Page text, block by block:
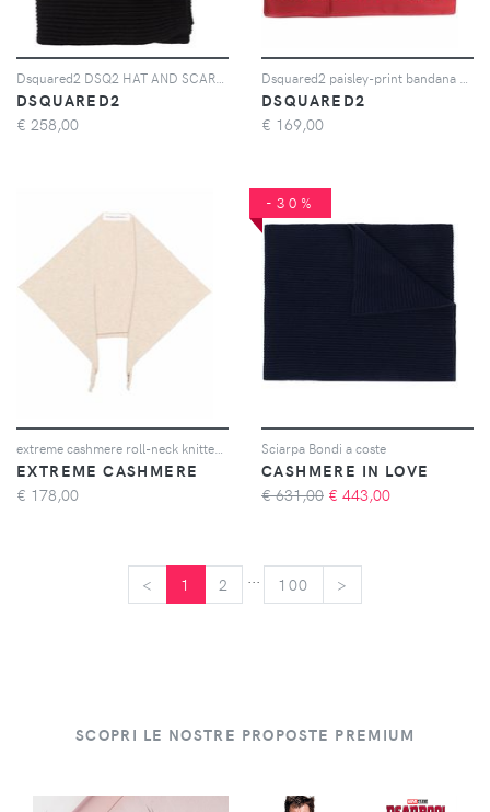
DSQUARED2
€ 258,00
DSQUARED2
€ 169,00
EXTREME CASHMERE
€ 178,00
-30%
Sciarpa Bondi a coste
CASHMERE IN LOVE
€ 631,00 € 443,00
< 1 2 ... 100 >
SCOPRI LE NOSTRE PROPOSTE PREMIUM